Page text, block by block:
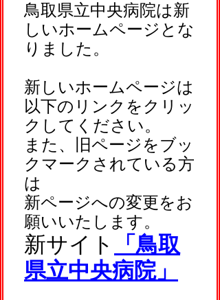
鳥取県立中央病院は新
しいホームページとな
りました。
新しいホームページは
以下のリンクをクリッ
クしてください。
また、旧ページをブッ
クマークされている方
は
新ページへの変更をお
願いいたします。
新サイト
「鳥取
県立中央病院」